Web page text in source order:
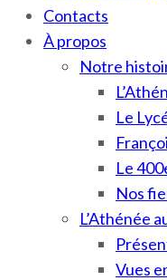
Contacts
À propos
Notre
Le
Le
Nos
L’Athénée
Vues